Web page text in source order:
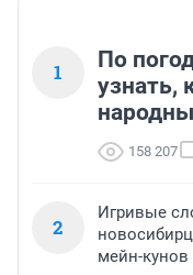
1
По
узнать,
158 207
2
Игривые
мейн-